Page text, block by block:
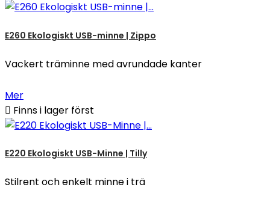
E260 Ekologiskt USB-minne | Zippo
Vackert träminne med avrundade kanter
Mer
 Finns i lager först
E220 Ekologiskt USB-Minne | Tilly
Stilrent och enkelt minne i trä